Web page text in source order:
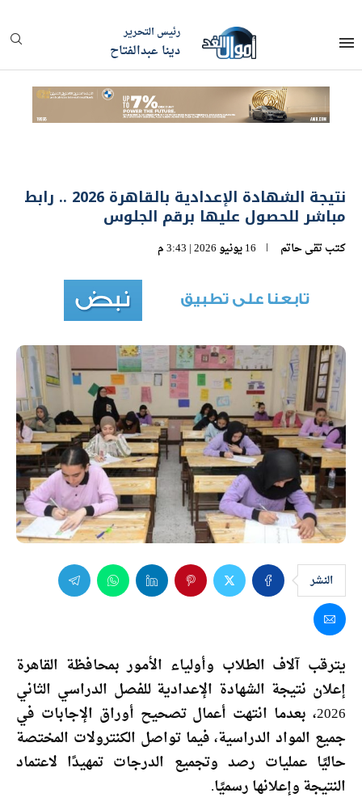
رئيس التحرير
دينا عبدالفتاح
نتيجة الشهادة الإعدادية بالقاهرة 2026 .. رابط
مباشر للحصول عليها برقم الجلوس
كتبتقى حاتم 16 يونيو 2026 | 3:43 م
النشر
يترقب آلاف الطلاب وأولياء الأمور بمحافظة القاهرة
إعلان نتيجة الشهادة الإعدادية للفصل الدراسي الثاني
2026، بعدما انتهت أعمال تصحيح أوراق الإجابات في
جميع المواد الدراسية، فيما تواصل الكنترولات المختصة
حاليًا عمليات رصد وتجميع الدرجات تمهيدًا لاعتماد
النتيجة وإعلانها رسميًا.